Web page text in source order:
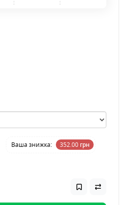
Ваша знижка: 352.00 грн